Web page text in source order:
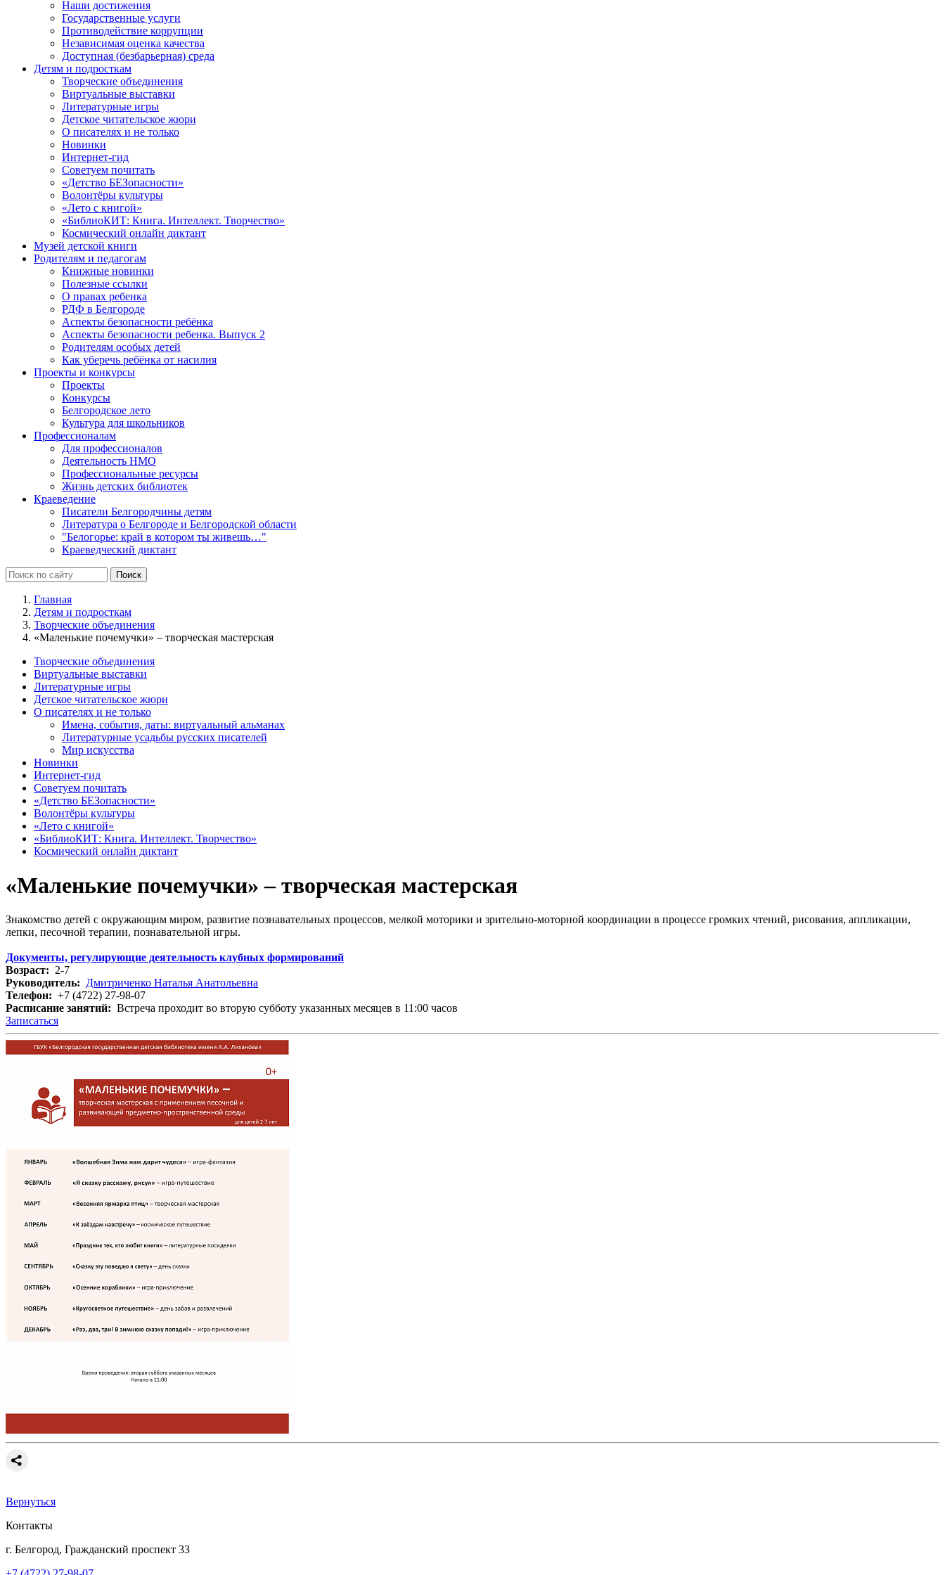
Наши достижения
Государственные услуги
Противодействие коррупции
Независимая оценка качества
Доступная (безбарьерная) среда
Детям и подросткам
Творческие объединения
Виртуальные выставки
Литературные игры
Детское читательское жюри
О писателях и не только
Новинки
Интернет-гид
Советуем почитать
«Детство БЕЗопасности»
Волонтёры культуры
«Лето с книгой»
«БиблиоКИТ: Книга. Интеллект. Творчество»
Космический онлайн диктант
Музей детской книги
Родителям и педагогам
Книжные новинки
Полезные ссылки
О правах ребенка
РДФ в Белгороде
Аспекты безопасности ребёнка
Аспекты безопасности ребенка. Выпуск 2
Родителям особых детей
Как уберечь ребёнка от насилия
Проекты и конкурсы
Проекты
Конкурсы
Белгородское лето
Культура для школьников
Профессионалам
Для профессионалов
Деятельность НМО
Профессиональные ресурсы
Жизнь детских библиотек
Краеведение
Писатели Белгородчины детям
Литература о Белгороде и Белгородской области
"Белогорье: край в котором ты живешь…"
Краеведческий диктант
Главная
Детям и подросткам
Творческие объединения
«Маленькие почемучки» – творческая мастерская
Творческие объединения
Виртуальные выставки
Литературные игры
Детское читательское жюри
О писателях и не только
Имена, события, даты: виртуальный альманах
Литературные усадьбы русских писателей
Мир искусства
Новинки
Интернет-гид
Советуем почитать
«Детство БЕЗопасности»
Волонтёры культуры
«Лето с книгой»
«БиблиоКИТ: Книга. Интеллект. Творчество»
Космический онлайн диктант
«Маленькие почемучки» – творческая мастерская
Знакомство детей с окружающим миром, развитие познавательных процессов, мелкой моторики и зрительно-моторной координации в процессе громких чтений, рисования, аппликации,
лепки, песочной терапии, познавательной игры.
Документы, регулирующие деятельность клубных формирований
Возраст: 2-7
Руководитель: Дмитриченко Наталья Анатольевна
Телефон: +7 (4722) 27-98-07
Расписание занятий: Встреча проходит во вторую субботу указанных месяцев в 11:00 часов
Записаться
Вернуться
Контакты
г. Белгород, Гражданский проспект 33